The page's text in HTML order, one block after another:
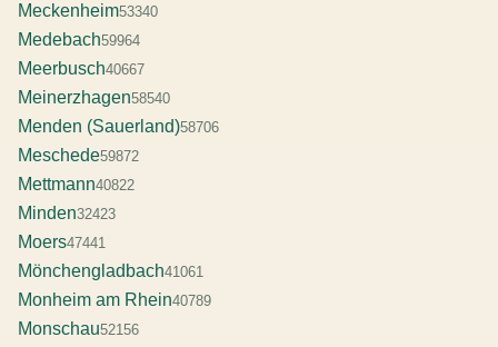
Meckenheim53340
Medebach59964
Meerbusch40667
Meinerzhagen58540
Menden (Sauerland)58706
Meschede59872
Mettmann40822
Minden32423
Moers47441
Mönchengladbach41061
Monheim am Rhein40789
Monschau52156